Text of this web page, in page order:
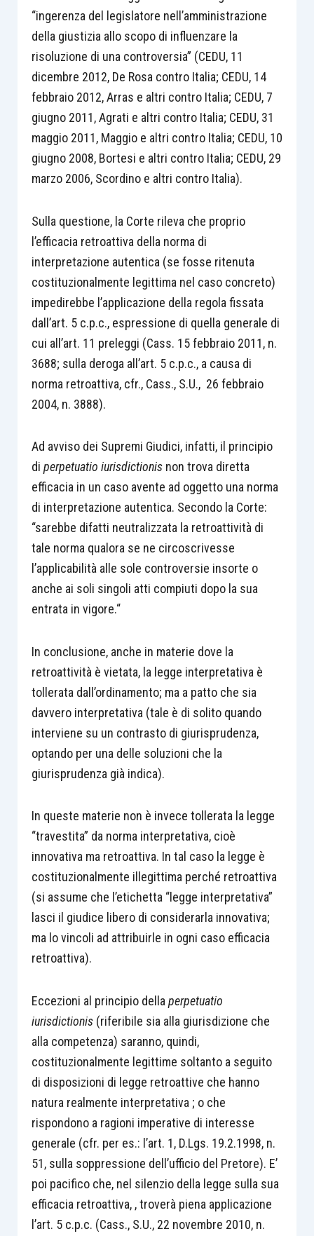
“ingerenza del legislatore nell’amministrazione
della giustizia allo scopo di influenzare la
risoluzione di una controversia” (CEDU, 11
dicembre 2012, De Rosa contro Italia; CEDU, 14
febbraio 2012, Arras e altri contro Italia; CEDU, 7
giugno 2011, Agrati e altri contro Italia; CEDU, 31
maggio 2011, Maggio e altri contro Italia; CEDU, 10
giugno 2008, Bortesi e altri contro Italia; CEDU, 29
marzo 2006, Scordino e altri contro Italia).
Sulla questione, la Corte rileva che proprio
l’efficacia retroattiva della norma di
interpretazione autentica (se fosse ritenuta
costituzionalmente legittima nel caso concreto)
impedirebbe l’applicazione della regola fissata
dall’art. 5 c.p.c., espressione di quella generale di
cui all’art. 11 preleggi (Cass. 15 febbraio 2011, n.
3688; sulla deroga all’art. 5 c.p.c., a causa di
norma retroattiva, cfr., Cass., S.U., 26 febbraio
2004, n. 3888).
Ad avviso dei Supremi Giudici, infatti, il principio
di perpetuatio iurisdictionis non trova diretta
efficacia in un caso avente ad oggetto una norma
di interpretazione autentica. Secondo la Corte:
“sarebbe difatti neutralizzata la retroattività di
tale norma qualora se ne circoscrivesse
l’applicabilità alle sole controversie insorte o
anche ai soli singoli atti compiuti dopo la sua
entrata in vigore.“
In conclusione, anche in materie dove la
retroattività è vietata, la legge interpretativa è
tollerata dall’ordinamento; ma a patto che sia
davvero interpretativa (tale è di solito quando
interviene su un contrasto di giurisprudenza,
optando per una delle soluzioni che la
giurisprudenza già indica).
In queste materie non è invece tollerata la legge
“travestita” da norma interpretativa, cioè
innovativa ma retroattiva. In tal caso la legge è
costituzionalmente illegittima perché retroattiva
(si assume che l’etichetta “legge interpretativa”
lasci il giudice libero di considerarla innovativa;
ma lo vincoli ad attribuirle in ogni caso efficacia
retroattiva).
Eccezioni al principio della perpetuatio
iurisdictionis(riferibile sia alla giurisdizione che
alla competenza) saranno, quindi,
costituzionalmente legittime soltanto a seguito
di disposizioni di legge retroattive che hanno
natura realmente interpretativa ; o che
rispondono a ragioni imperative di interesse
generale (cfr. per es.: l’art. 1, D.Lgs. 19.2.1998, n.
51, sulla soppressione dell’ufficio del Pretore). E’
poi pacifico che, nel silenzio della legge sulla sua
efficacia retroattiva, , troverà piena applicazione
l’art. 5 c.p.c. (Cass., S.U., 22 novembre 2010, n.